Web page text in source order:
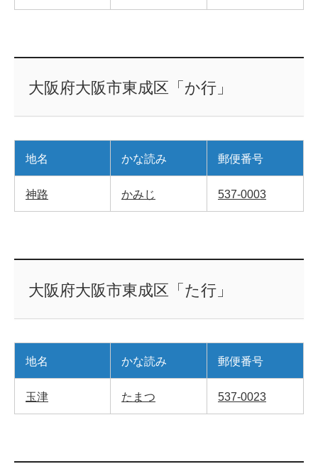
大阪府大阪市東成区「か行」
地名 かな読み 郵便番号
神路 かみじ 537-0003
大阪府大阪市東成区「た行」
地名 かな読み 郵便番号
玉津 たまつ 537-0023